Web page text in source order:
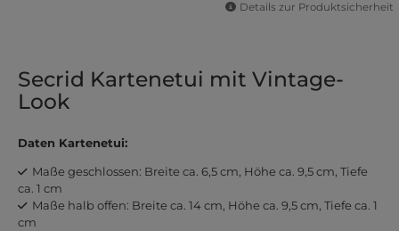
Details zur Produktsicherheit
Secrid Kartenetui mit Vintage-
Look
Daten Kartenetui:
Maße geschlossen: Breite ca. 6,5 cm, Höhe ca. 9,5 cm, Tiefe
ca. 1 cm
Maße halb offen: Breite ca. 14 cm, Höhe ca. 9,5 cm, Tiefe ca. 1
cm